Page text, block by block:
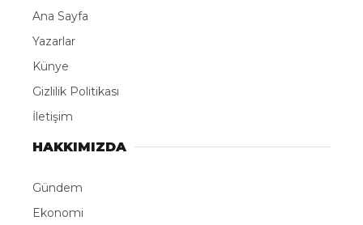
Ana Sayfa
Yazarlar
Künye
Gizlilik Politikası
İletişim
HAKKIMIZDA
Gündem
Ekonomi